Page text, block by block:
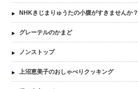
NHKきじまりゅうたの小腹がすきませんか？
グレーテルのかまど
ノンストップ
上沼恵美子のおしゃべりクッキング